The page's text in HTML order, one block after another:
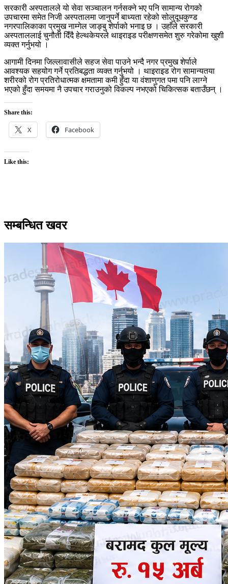
सरकारी अस्पतालले यो सेवा सञ्चालन गर्नसक्ने भए पनि सामान्य रोगको
उपचारमा समेत निजी अस्पतालमा जानुपर्ने बाध्यता रहेको सोलुदूधकुण्ड
नगरपालिकाका प्रमुख नाम्गेल जाङ्बु शेर्पाको भनाइ छ । उहाँले सरकारी
अस्पताललाई चुनौती दिँदै हेल्थकेयरले थाइराइड परीक्षणसमेत शुरु गरेकोमा खुशी
व्यक्त गर्नुभयो ।
आगामी दिनमा जिल्लावासीले सहज सेवा पाउने भन्दै नगर प्रमुख शेर्पाले
आवश्यक सहयोग गर्ने प्रतिबद्धता व्यक्त गर्नुभयो । थाइराइड रोग सामान्यतया
शरीरको रोग प्रतिरोधात्मक क्षमतामा कमी हुँदा या वंशाणुगत पमा पनि लाग्ने
भएको हुँदा समयमा नै उपचार गराउनुको विकल्प नभएको चिकित्सक बताउँछन् ।
Share this:
X Facebook
Like this:
सम्बन्धित खवर